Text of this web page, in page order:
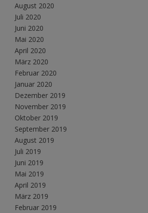
August 2020
Juli 2020
Juni 2020
Mai 2020
April 2020
März 2020
Februar 2020
Januar 2020
Dezember 2019
November 2019
Oktober 2019
September 2019
August 2019
Juli 2019
Juni 2019
Mai 2019
April 2019
März 2019
Februar 2019